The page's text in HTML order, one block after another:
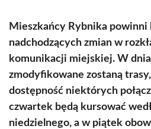
Mieszkańcy Rybnika powinni
nadchodzących zmian w
komunikacji miejskiej. W
zmodyfikowane zostaną
dostępność niektórych
czwartek będą kursować
niedzielnego, a w piątek